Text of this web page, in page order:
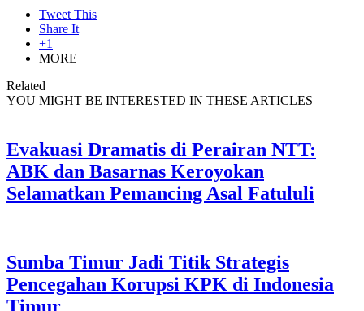
Tweet This
Share It
+1
MORE
Related
YOU MIGHT BE INTERESTED IN THESE ARTICLES
Evakuasi Dramatis di Perairan NTT:
ABK dan Basarnas Keroyokan
Selamatkan Pemancing Asal Fatululi
Sumba Timur Jadi Titik Strategis
Pencegahan Korupsi KPK di Indonesia
Timur